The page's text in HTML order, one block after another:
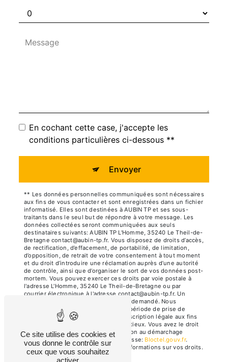
En cochant cette case, j'accepte les
conditions particulières ci-dessous **
Envoyer
** Les données personnelles communiquées sont nécessaires
aux fins de vous contacter et sont enregistrées dans un fichier
informatisé. Elles sont destinées à AUBIN TP et ses sous-
traitants dans le seul but de répondre à votre message. Les
données collectées seront communiquées aux seuls
destinataires suivants: AUBIN TP L'Homme, 35240 Le Theil-de-
Bretagne contact@aubin-tp.fr. Vous disposez de droits d’accès,
de rectification, d’effacement, de portabilité, de limitation,
d’opposition, de retrait de votre consentement à tout moment
et du droit d’introduire une réclamation auprès d’une autorité
de contrôle, ainsi que d’organiser le sort de vos données post-
mortem. Vous pouvez exercer ces droits par voie postale à
l'adresse L'Homme, 35240 Le Theil-de-Bretagne ou par
courrier électronique à l'adresse contact@aubin-tp.fr. Un
justificatif d'identité pourra vous être demandé. Nous
conservons vos données pendant la période de prise de
contact puis pendant la durée de prescription légale aux fins
probatoires et de gestion des contentieux. Vous avez le droit
de vous inscrire sur la liste d'opposition au démarchage
téléphonique, disponible à cette adresse:
Bloctel.gouv.fr.
Consultez le site cnil.fr pour plus d’informations sur vos droits.
Ce site utilise des cookies et
vous donne le contrôle sur
ceux que vous souhaitez
activer